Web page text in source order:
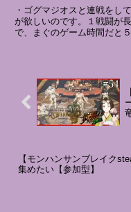
【まぐまぐまぐろん】
・ゴグマジオスと連戦をし
が欲しいのです。１戦闘が
で、まぐのゲーム時間だと
セクシーじゃないし。コメン
高評価、チャンネル登録し
け...
【モンハンサンブレイク
集めたい【参加型】